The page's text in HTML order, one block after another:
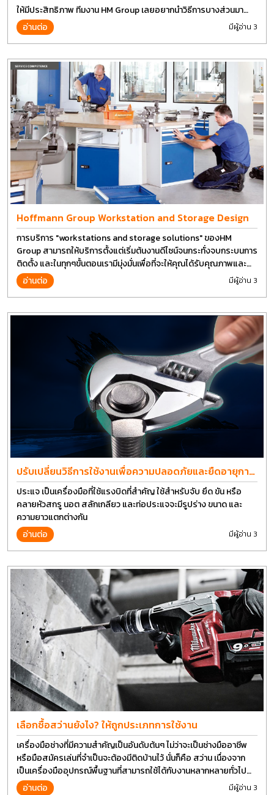
ให้มีประสิทธิภาพ ทีมงาน HM Group เลยอยากนำวิธีการบางส่วนมา
แบ่งปันกัน
อ่านต่อ มีผู้อ่าน 3
Hoffmann Group Workstation and Storage Design
การบริการ "workstations and storage solutions" ของHM
Group สามารถให้บริการตั้งแต่เริ่มต้นงานดีไซน์จนกระทั่งจบกระบนการ
ติดตั้ง และในทุกๆขั้นตอนเรามีมุ่งมั่นเพื่อที่จะให้คุณได้รับคุณภาพและ
การที่งานที่ดีที่สุด บนต้นทุนที่ดีที่สุดเช่นกัน
อ่านต่อ มีผู้อ่าน 3
ปรับเปลี่ยนวิธีการใช้งานเพื่อความปลอดภัยและยืดอายุการ
ใช้งานประแจได้อีกนาน
ประแจ เป็นเครื่องมือที่ใช้แรงบิดที่สำคัญ ใช้สำหรับจับ ยึด ขัน หรือ
คลายหัวสกรู นอต สลักเกลียว และท่อประแจจะมีรูปร่าง ขนาด และ
ความยาวแตกต่างกัน
อ่านต่อ
มีผู้อ่าน 3
เลือกซื้อสว่านยังไง? ให้ถูกประเภทการใช้งาน
เครื่องมือช่างที่มีความสำคัญเป็นอันดับต้นๆ ไม่ว่าจะเป็นช่างมืออาชีพ
หรือมือสมัครเล่นที่จำเป็นจะต้องมีติดบ้านไว้ นั่นก็คือ สว่าน เนื่องจาก
เป็นเครื่องมืออุปกรณ์พื้นฐานที่สามารถใช้ได้กับงานหลากหลายทั่วไป
เรียกว่า เป็นเครื่องมือที่ใช้ง่าย ใครๆก็สามารถใช้ได้
อ่านต่อ มีผู้อ่าน 3